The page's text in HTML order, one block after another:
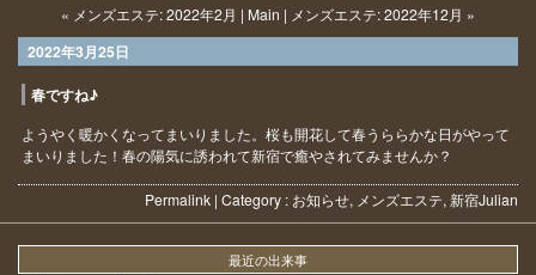
« メンズエステ: 2022年2月 | Main | メンズエステ: 2022年12月 »
2022年3月25日
春ですね♪
ようやく暖かくなってまいりました。桜も開花して春うららかな日がやって
まいりました！春の陽気に誘われて新宿で癒やされてみませんか？
Permalink | Category : お知らせ, メンズエステ, 新宿Julian
最近の出来事